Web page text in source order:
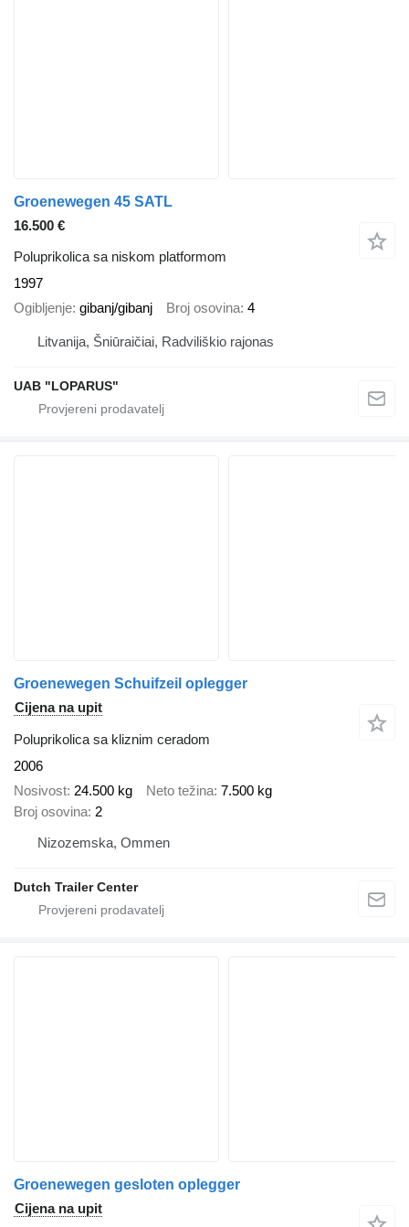
Groenewegen 45 SATL
16.500 €
Poluprikolica sa niskom platformom
1997
Ogibljenje gibanj/gibanj Broj osovina 4
Litvanija, Šniūraičiai, Radviliškio rajonas
UAB "LOPARUS"
Groenewegen Schuifzeil oplegger
Cijena na upit
Poluprikolica sa kliznim ceradom
2006
Nosivost 24.500 kg Neto težina 7.500 kg
Broj osovina 2
Nizozemska, Ommen
Dutch Trailer Center
Groenewegen gesloten oplegger
Cijena na upit